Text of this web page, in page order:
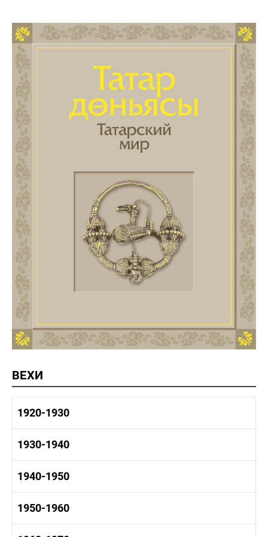
ВЕХИ
1920-1930
1920-1930 история
1920-1930 культура
1930-1940
1930-1940 история
1930-1940 культура
1940-1950
1940-1950 быт
1940-1950 промышленность
1950-1960